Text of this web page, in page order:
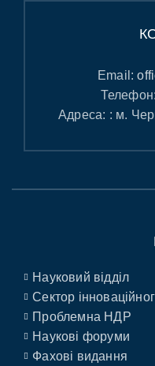
Email:
Телефон:
Адреса: : м.
Науковий відділ
Сектор
Проблемна НДР
Наукові форуми
Фахові видання